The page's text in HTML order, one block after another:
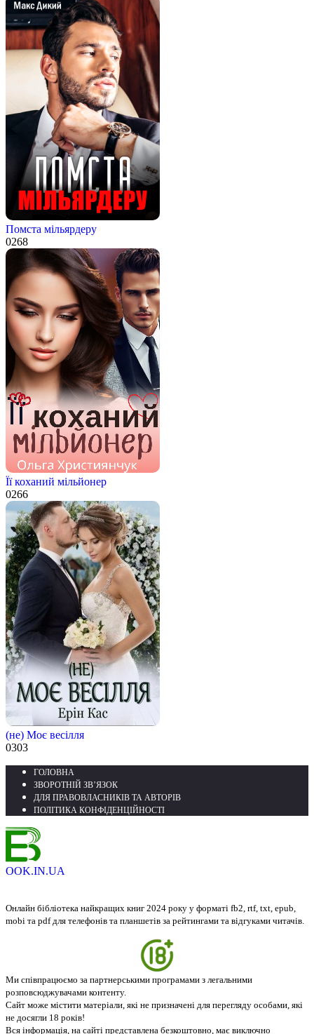
Помста мільярдеру
0268
Її коханий мільйонер
0266
(не) Моє весілля
0303
ГОЛОВНА
ЗВОРОТНІЙ ЗВ’ЯЗОК
ДЛЯ ПРАВОВЛАСНИКІВ ТА АВТОРІВ
ПОЛІТИКА КОНФІДЕНЦІЙНОСТІ
OOK.IN.UA
Онлайн бібліотека найкращих книг 2024 року у форматі fb2, rtf, txt, epub,
mobi та pdf для телефонів та планшетів за рейтингами та відгуками читачів.
Ми співпрацюємо за партнерськими програмами з легальними
розповсюджувачами контенту.
Сайт може містити матеріали, які не призначені для перегляду особами, які
не досягли 18 років!
Вся інформація, на сайті представлена безкоштовно, має виключно